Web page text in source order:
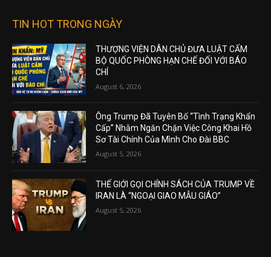
TIN HOT TRONG NGÀY
THƯỢNG VIỆN DÂN CHỦ ĐƯA LUẬT CẤM
BỘ QUỐC PHÒNG HẠN CHẾ ĐỐI VỚI BÁO
CHÍ
August 6, 2026
Ông Trump Đã Tuyên Bố “Tình Trạng Khẩn
Cấp” Nhằm Ngăn Chặn Việc Công Khai Hồ
Sơ Tài Chính Của Mình Cho Đài BBC
August 5, 2026
THẾ GIỚI GỌI CHÍNH SÁCH CỦA TRUMP VỀ
IRAN LÀ “NGOẠI GIAO MẪU GIÁO”
August 5, 2026